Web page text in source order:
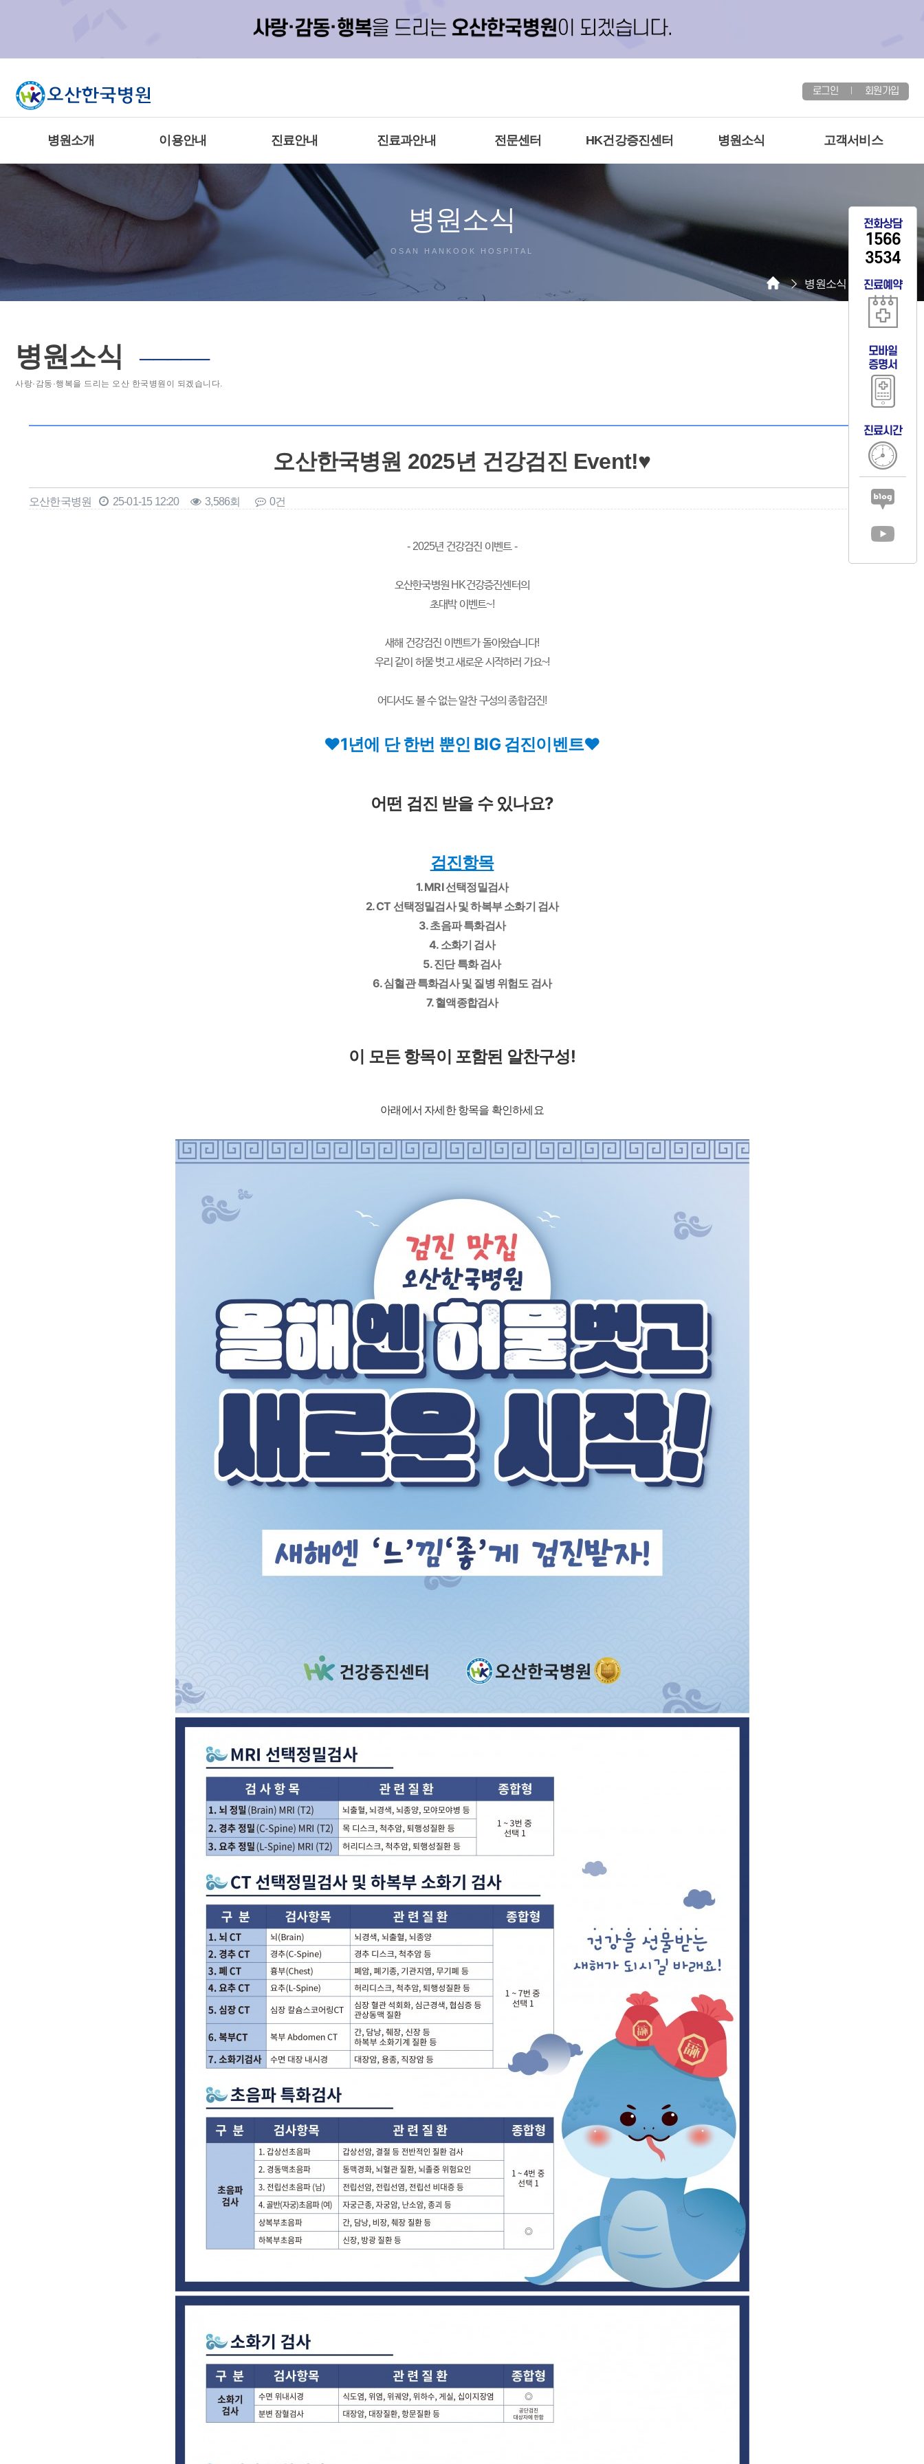
전화상담
1566
3534
진료예약
모바일
증명서
진료시간
로그인 회원가입
병원소개 이용안내 진료안내 진료과안내 전문센터 HK건강증진센터 병원소식 고객서비스
병원소식
OSAN HANKOOK HOSPITAL
병원소식 병원소식
병원소식 ─────
사랑·감동·행복을 드리는 오산 한국병원이 되겠습니다.
오산한국병원 2025년 건강검진 Event!♥
오산한국병원 25-01-15 12:20 3,586회 0건
- 2025년 건강검진 이벤트 -
오산한국병원 HK건강증진센터의
초대박 이벤트~!
새해 건강검진 이벤트가 돌아왔습니다!
우리 같이 허물 벗고 새로운 시작하러 가요~!
어디서도 볼 수 없는 알찬 구성의 종합검진!
♥1년에 단 한번 뿐인 BIG 검진이벤트♥
어떤 검진 받을 수 있나요?
검진항목
1. MRI 선택정밀검사
2. CT 선택정밀검사 및 하복부 소화기 검사
3. 초음파 특화검사
4. 소화기 검사
5. 진단 특화 검사
6. 심혈관 특화검사 및 질병 위험도 검사
7. 혈액종합검사
이 모든 항목이 포함된 알찬구성!
아래에서 자세한 항목을 확인하세요